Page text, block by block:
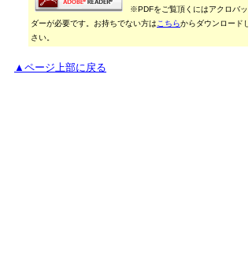
※PDFをご覧頂くにはアクロバッ
ダーが必要です。お持ちでない方は こちらからダウンロードし
さい。
▲ページ上部に戻る